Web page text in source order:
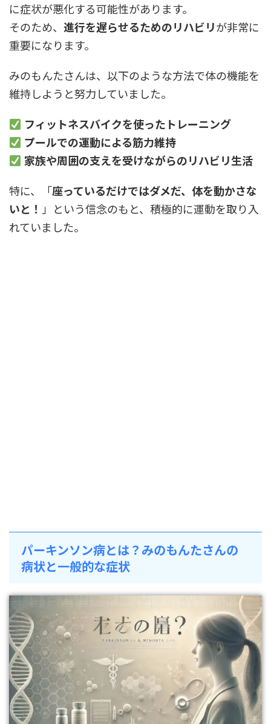
に症状が悪化する可能性があります。
そのため、 進行を遅らせるためのリハビリが非常に
重要になります。
みのもんたさんは、以下のような方法で体の機能を
維持しようと努力していました。
フィットネスバイクを使ったトレーニング
プールでの運動による筋力維持
家族や周囲の支えを受けながらのリハビリ生活
特に、「座っているだけではダメだ、体を動かさな
いと！ 」という信念のもと、積極的に運動を取り入
れていました。
パーキンソン病とは？みのもんたさんの
病状と一般的な症状